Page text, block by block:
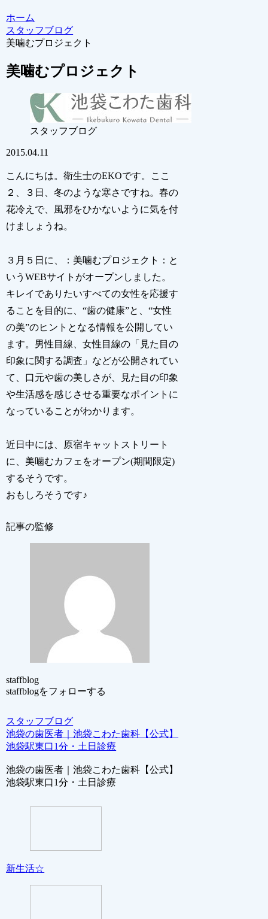
ホーム
スタッフブログ
美噛むプロジェクト
美噛むプロジェクト
スタッフブログ
2015.04.11
こんにちは。衛生士のEKOです。ここ
２、３日、冬のような寒さですね。春の
花冷えで、風邪をひかないように気を付
けましょうね。
３月５日に、：美噛むプロジェクト：と
いうWEBサイトがオープンしました。
キレイでありたいすべての女性を応援す
ることを目的に、“歯の健康”と、“女性
の美”のヒントとなる情報を公開してい
ます。男性目線、女性目線の「見た目の
印象に関する調査」などが公開されてい
て、口元や歯の美しさが、見た目の印象
や生活感を感じさせる重要なポイントに
なっていることがわかります。
近日中には、原宿キャットストリート
に、美噛むカフェをオープン(期間限定)
するそうです。
おもしろそうです♪
記事の監修
staffblog
staffblogをフォローする
スタッフブログ
池袋の歯医者｜池袋こわた歯科【公式】
池袋駅東口1分・土日診療
池袋の歯医者｜池袋こわた歯科【公式】
池袋駅東口1分・土日診療
新生活☆